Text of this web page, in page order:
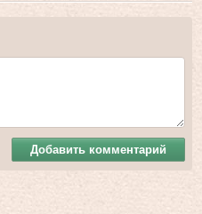
Добавить комментарий